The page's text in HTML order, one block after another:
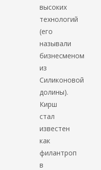
высоких
технологий
(его
называли
бизнесменом
из
Силиконовой
долины).
Кирш
стал
известен
как
филантроп
в